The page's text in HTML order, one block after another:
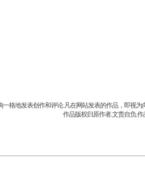
格地发表创作和评论.凡在网站发表的作品，即视
作品版权归原作者.文责自负.